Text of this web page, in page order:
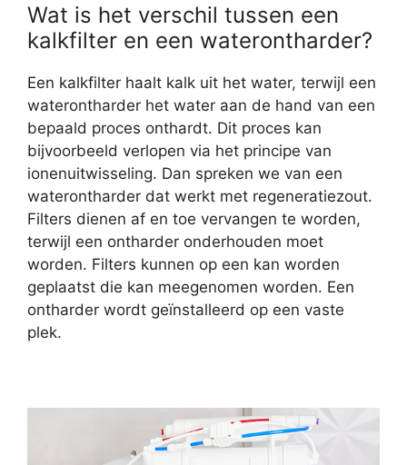
Wat is het verschil tussen een
kalkfilter en een waterontharder?
Een kalkfilter haalt kalk uit het water, terwijl een
waterontharder het water aan de hand van een
bepaald proces onthardt. Dit proces kan
bijvoorbeeld verlopen via het principe van
ionenuitwisseling. Dan spreken we van een
waterontharder dat werkt met regeneratiezout.
Filters dienen af en toe vervangen te worden,
terwijl een ontharder onderhouden moet
worden. Filters kunnen op een kan worden
geplaatst die kan meegenomen worden. Een
ontharder wordt geïnstalleerd op een vaste
plek.